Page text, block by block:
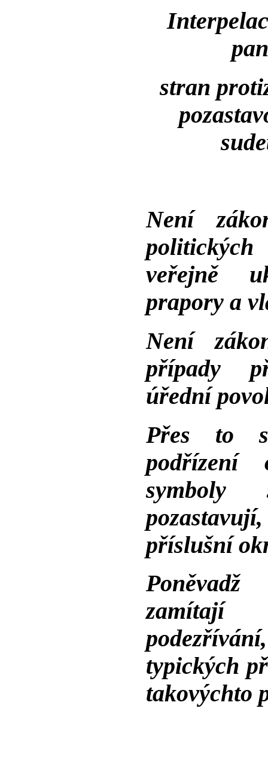
stran
Není
veřejně
prapory a
Není
případy
úřední
Přes to
podřízení
symboly
příslušní
zamítají
typických
takovýchto